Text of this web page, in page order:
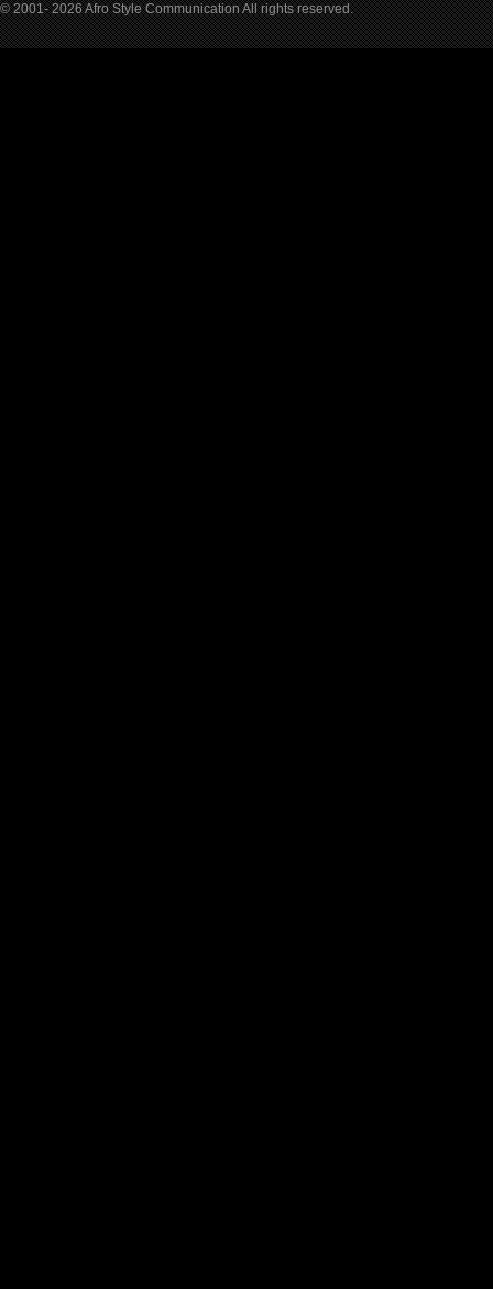
© 2001- 2026 Afro Style Communication All rights reserved.